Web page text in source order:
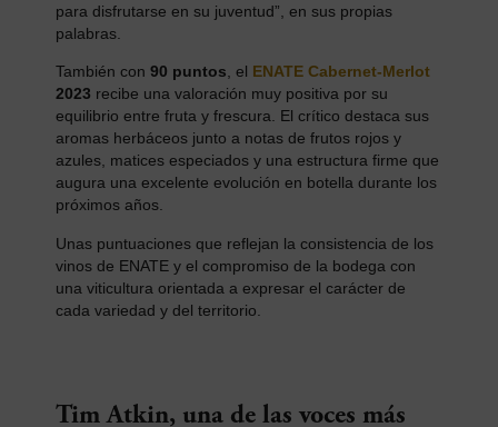
para disfrutarse en su juventud”, en sus propias
palabras.
También con 90 puntos, el ENATE Cabernet-Merlot
2023 recibe una valoración muy positiva por su
equilibrio entre fruta y frescura. El crítico destaca sus
aromas herbáceos junto a notas de frutos rojos y
azules, matices especiados y una estructura firme que
augura una excelente evolución en botella durante los
próximos años.
Unas puntuaciones que reflejan la consistencia de los
vinos de ENATE y el compromiso de la bodega con
una viticultura orientada a expresar el carácter de
cada variedad y del territorio.
Tim Atkin, una de las voces más